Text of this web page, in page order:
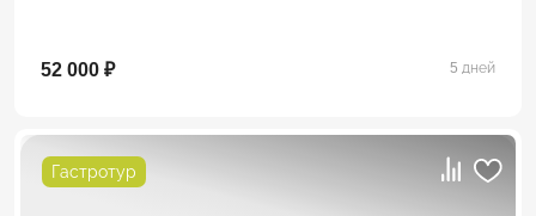
52 000 ₽ 5 дней
Гастротур